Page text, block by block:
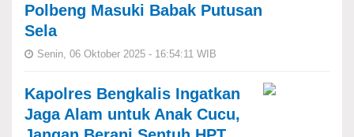
Polbeng Masuki Babak Putusan
Sela
Senin, 06 Oktober 2025 - 16:54:11 WIB
Kapolres Bengkalis Ingatkan
Jaga Alam untuk Anak Cucu,